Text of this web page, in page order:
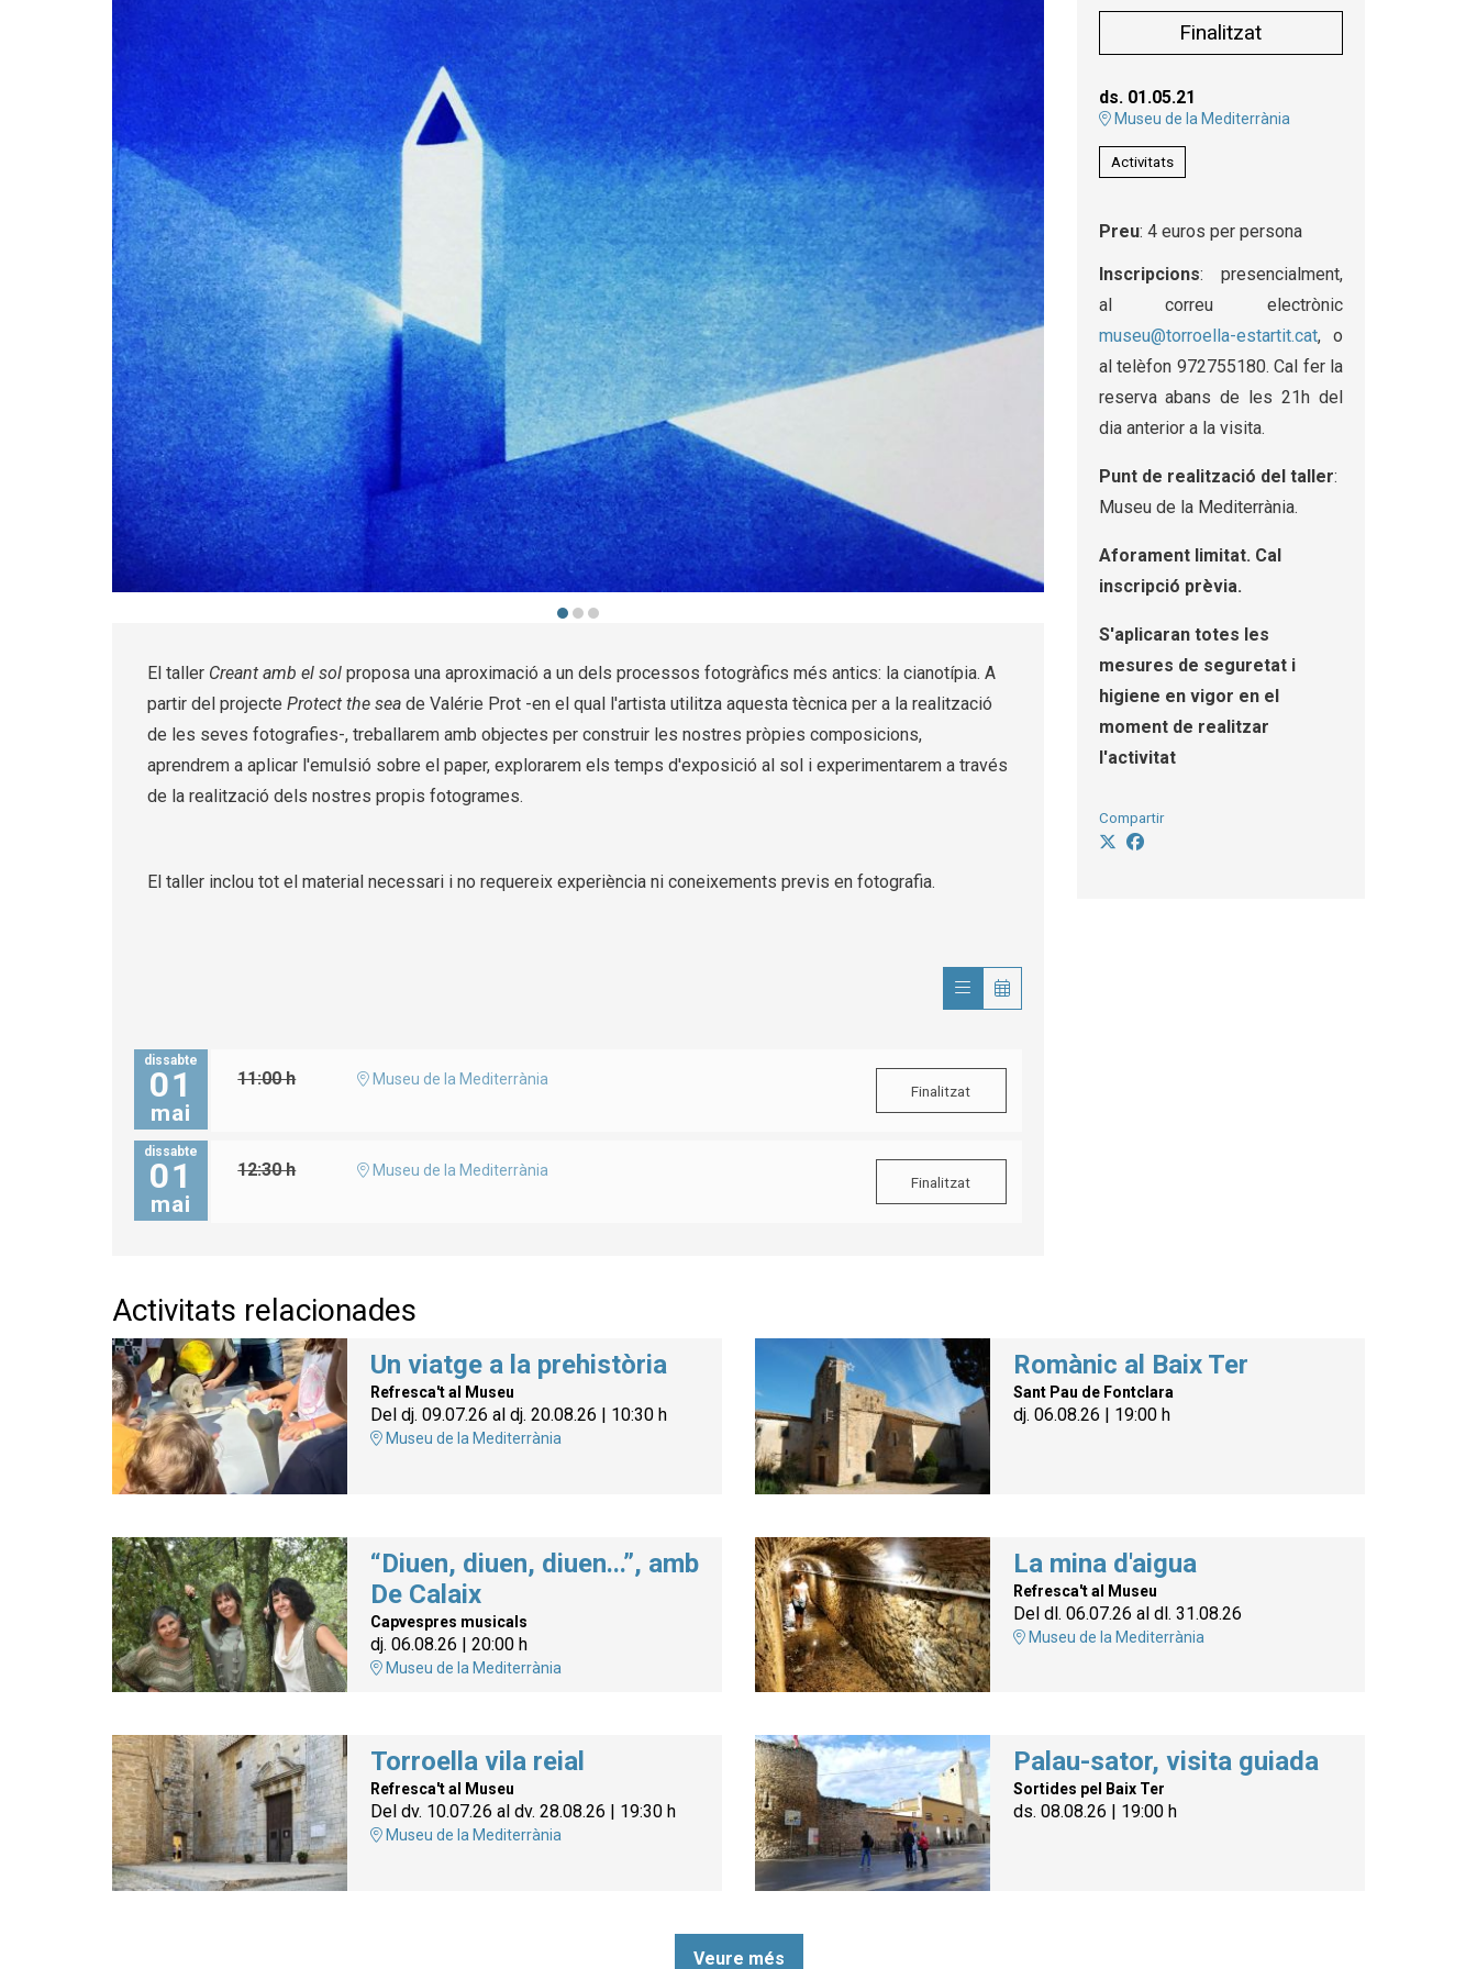
Finalitzat
ds. 01.05.21
Museu de la Mediterrània
Activitats
Preu: 4 euros per persona
Inscripcions: presencialment,
al correu electrònic
museu@torroella-estartit.cat, o
al telèfon 972755180. Cal fer la
reserva abans de les 21h del
dia anterior a la visita.
Punt de realització del taller:
Museu de la Mediterrània.
Aforament limitat. Cal
inscripció prèvia.
S'aplicaran totes les
mesures de seguretat i
higiene en vigor en el
moment de realitzar
l'activitat
Compartir
El taller Creant amb el sol proposa una aproximació a un dels processos fotogràfics més antics: la cianotípia. A
partir del projecte Protect the sea de Valérie Prot -en el qual l'artista utilitza aquesta tècnica per a la realització
de les seves fotografies-, treballarem amb objectes per construir les nostres pròpies composicions,
aprendrem a aplicar l'emulsió sobre el paper, explorarem els temps d'exposició al sol i experimentarem a través
de la realització dels nostres propis fotogrames.
El taller inclou tot el material necessari i no requereix experiència ni coneixements previs en fotografia.
dissabte
01
mai
11:00 h Museu de la Mediterrània
Finalitzat
dissabte
01
mai
12:30 h Museu de la Mediterrània
Finalitzat
Activitats relacionades
Un viatge a la prehistòria
Refresca't al Museu
Del dj. 09.07.26 al dj. 20.08.26 | 10:30 h
Museu de la Mediterrània
Romànic al Baix Ter
Sant Pau de Fontclara
dj. 06.08.26 | 19:00 h
“Diuen, diuen, diuen...”, amb
De Calaix
Capvespres musicals
dj. 06.08.26 | 20:00 h
Museu de la Mediterrània
La mina d'aigua
Refresca't al Museu
Del dl. 06.07.26 al dl. 31.08.26
Museu de la Mediterrània
Torroella vila reial
Refresca't al Museu
Del dv. 10.07.26 al dv. 28.08.26 19:30 h
Museu de la Mediterrània
Palau-sator, visita guiada
Sortides pel Baix Ter
ds. 08.08.26 19:00 h
Veure més